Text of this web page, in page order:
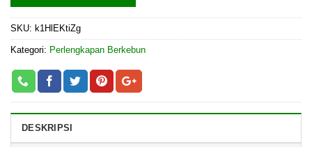
SKU: k1HlEKtiZg
Kategori: Perlengkapan Berkebun
DESKRIPSI